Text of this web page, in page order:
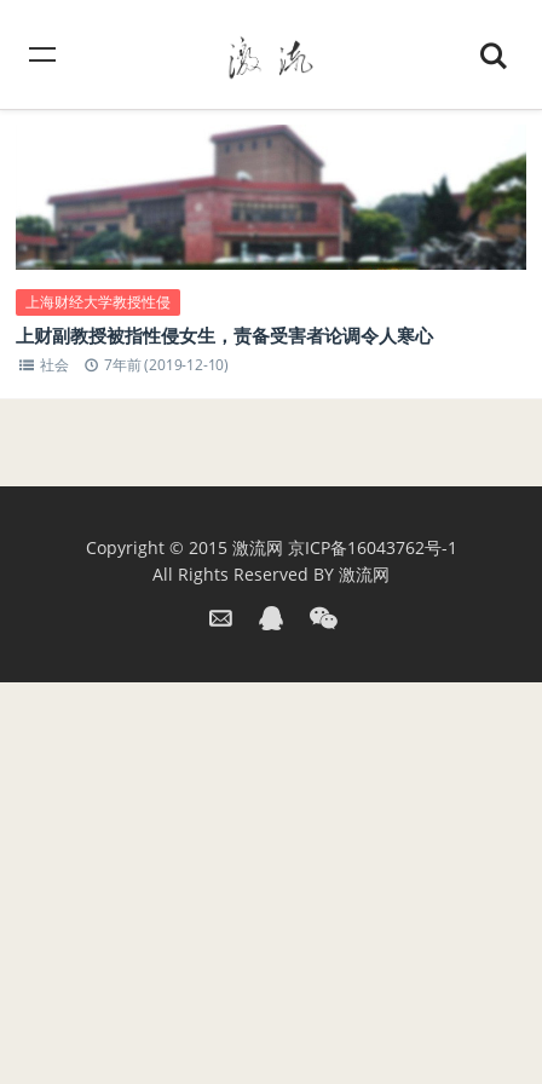
上海财经大学教授性侵
上财副教授被指性侵女生，责备受害者论调令人寒心
社会 7年前 (2019-12-10)
Copyright © 2015 激流网 京ICP备16043762号-1
All Rights Reserved BY 激流网